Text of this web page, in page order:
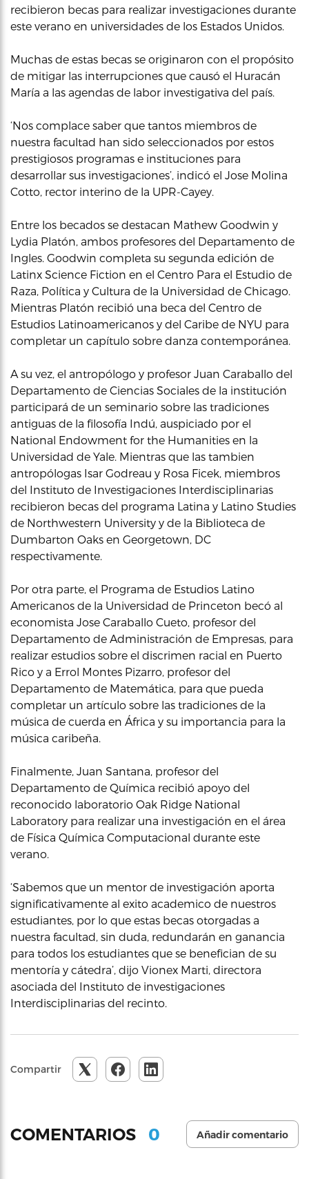
recibieron becas para realizar investigaciones durante
este verano en universidades de los Estados Unidos.
Muchas de estas becas se originaron con el propósito
de mitigar las interrupciones que causó el Huracán
María a las agendas de labor investigativa del país.
‘Nos complace saber que tantos miembros de
nuestra facultad han sido seleccionados por estos
prestigiosos programas e instituciones para
desarrollar sus investigaciones’, indicó el Jose Molina
Cotto, rector interino de la UPR-Cayey.
Entre los becados se destacan Mathew Goodwin y
Lydia Platón, ambos profesores del Departamento de
Ingles. Goodwin completa su segunda edición de
Latinx Science Fiction en el Centro Para el Estudio de
Raza, Política y Cultura de la Universidad de Chicago.
Mientras Platón recibió una beca del Centro de
Estudios Latinoamericanos y del Caribe de NYU para
completar un capítulo sobre danza contemporánea.
A su vez, el antropólogo y profesor Juan Caraballo del
Departamento de Ciencias Sociales de la institución
participará de un seminario sobre las tradiciones
antiguas de la filosofía Indú, auspiciado por el
National Endowment for the Humanities en la
Universidad de Yale. Mientras que las tambien
antropólogas Isar Godreau y Rosa Ficek, miembros
del Instituto de Investigaciones Interdisciplinarias
recibieron becas del programa Latina y Latino Studies
de Northwestern University y de la Biblioteca de
Dumbarton Oaks en Georgetown, DC
respectivamente.
Por otra parte, el Programa de Estudios Latino
Americanos de la Universidad de Princeton becó al
economista Jose Caraballo Cueto, profesor del
Departamento de Administración de Empresas, para
realizar estudios sobre el discrimen racial en Puerto
Rico y a Errol Montes Pizarro, profesor del
Departamento de Matemática, para que pueda
completar un artículo sobre las tradiciones de la
música de cuerda en África y su importancia para la
música caribeña.
Finalmente, Juan Santana, profesor del
Departamento de Química recibió apoyo del
reconocido laboratorio Oak Ridge National
Laboratory ​para realizar una investigación en el área
de Física Química Computacional durante este
verano.
‘Sabemos que un mentor de investigación aporta
significativamente al exito academico de nuestros
estudiantes, por lo que estas becas otorgadas a
nuestra facultad, sin duda, redundarán en ganancia
para todos los estudiantes que se benefician de su
mentoría y cátedra’, dijo Vionex Marti, directora
asociada del Instituto de investigaciones
Interdisciplinarias del recinto.
Compartir
COMENTARIOS 0 Añadir comentario